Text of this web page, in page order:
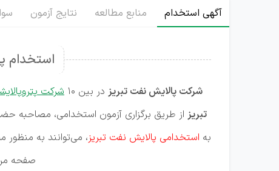
آگهی استخدام منابع مطالعه نتایج آزمون
استخدام
شرکت پالایش نفت تبریز در بین 10 شرکت
تبریز از طریق برگزاری آزمون استخدامی، مصاحبه
به استخدامی پالایش نفت تبریز، می‌توانند به
صفحه